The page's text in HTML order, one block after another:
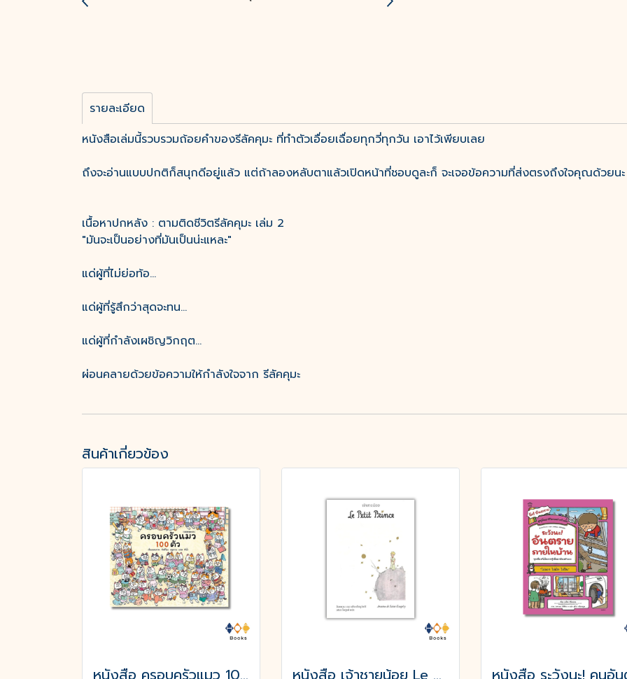
รายละเอียด
หนังสือเล่มนี้รวบรวมถ้อยคำของรีลัคคุมะ ที่ทำตัวเอื่อยเฉื่อยทุกวี่ทุกวัน เอาไว้เพียบเลย
ถึงจะอ่านแบบปกติก็สนุกดีอยู่แล้ว แต่ถ้าลองหลับตาแล้วเปิดหน้าที่ชอบดูละก็ จะเจอข้อความที่ส่งตรงถึงใจคุณด้วยนะ
เนื้อหาปกหลัง : ตามติดชีวิตรีลัคคุมะ เล่ม 2
"มันจะเป็นอย่างที่มันเป็นน่ะแหละ"
แด่ผู้ที่ไม่ย่อท้อ...
แด่ผู้ที่รู้สึกว่าสุดจะทน...
แด่ผู้ที่กำลังเผชิญวิกฤต...
ผ่อนคลายด้วยข้อความให้กำลังใจจาก รีลัคคุมะ
สินค้าเกี่ยวข้อง